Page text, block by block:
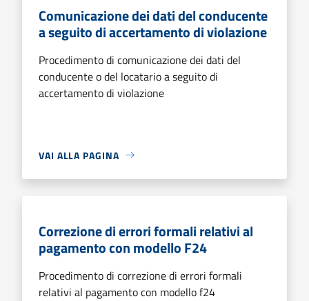
Comunicazione dei dati del conducente
a seguito di accertamento di violazione
Procedimento di comunicazione dei dati del
conducente o del locatario a seguito di
accertamento di violazione
VAI ALLA PAGINA
Correzione di errori formali relativi al
pagamento con modello F24
Procedimento di correzione di errori formali
relativi al pagamento con modello f24